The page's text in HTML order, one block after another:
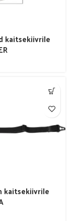
kaitsekiivrile
kaitsekiivrile